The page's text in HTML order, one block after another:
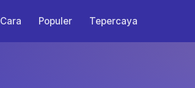
Cara Populer Tepercaya